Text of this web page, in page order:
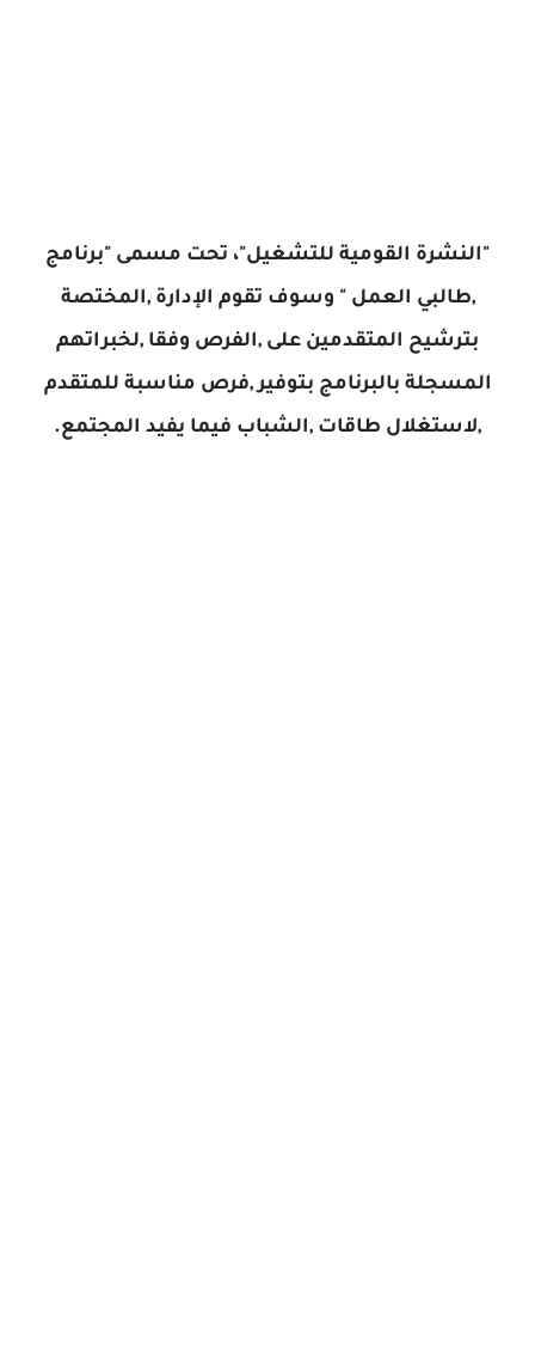
"النشرة القومية للتشغيل"، تحت مسمى "برنامج
,طالبي العمل " وسوف تقوم الإدارة ,المختصة
بترشيح المتقدمين على ,الفرص وفقا ,لخبراتهم
المسجلة بالبرنامج بتوفير ,فرص مناسبة للمتقدم
,لاستغلال طاقات ,الشباب فيما يفيد المجتمع.